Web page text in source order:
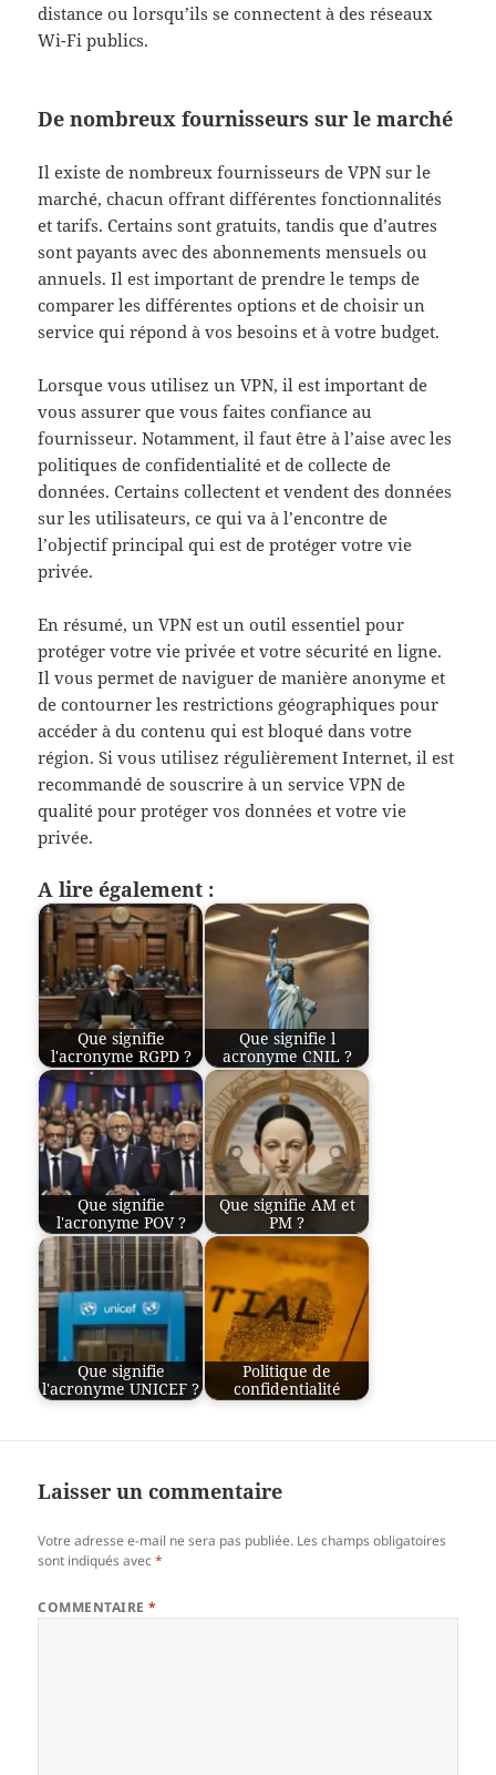
distance ou lorsqu’ils se connectent à des réseaux
Wi-Fi publics.
De nombreux fournisseurs sur le marché
Il existe de nombreux fournisseurs de VPN sur le
marché, chacun offrant différentes fonctionnalités
et tarifs. Certains sont gratuits, tandis que d’autres
sont payants avec des abonnements mensuels ou
annuels. Il est important de prendre le temps de
comparer les différentes options et de choisir un
service qui répond à vos besoins et à votre budget.
Lorsque vous utilisez un VPN, il est important de
vous assurer que vous faites confiance au
fournisseur. Notamment, il faut être à l’aise avec les
politiques de confidentialité et de collecte de
données. Certains collectent et vendent des données
sur les utilisateurs, ce qui va à l’encontre de
l’objectif principal qui est de protéger votre vie
privée.
En résumé, un VPN est un outil essentiel pour
protéger votre vie privée et votre sécurité en ligne.
Il vous permet de naviguer de manière anonyme et
de contourner les restrictions géographiques pour
accéder à du contenu qui est bloqué dans votre
région. Si vous utilisez régulièrement Internet, il est
recommandé de souscrire à un service VPN de
qualité pour protéger vos données et votre vie
privée.
A lire également :
Que signifie
l'acronyme RGPD ?
Que signifie l
acronyme CNIL ?
Que signifie
l'acronyme POV ?
Que signifie AM et
PM ?
Que signifie
l'acronyme UNICEF ?
Politique de
confidentialité
Laisser un commentaire
Votre adresse e-mail ne sera pas publiée. Les champs obligatoires
sont indiqués avec*
COMMENTAIRE*